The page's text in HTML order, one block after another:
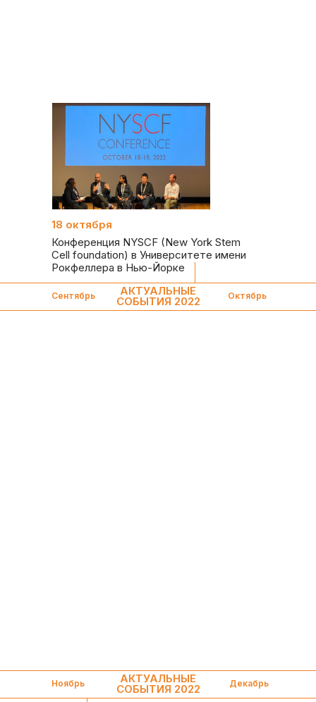
АКТУАЛЬНЫЕ
СОБЫТИЯ 2022
Сентябрь Октябрь
18 октября
Конференция NYSCF (New York Stem
Cell foundation) в Университете имени
Рокфеллера в Нью-Йорке
АКТУАЛЬНЫЕ
СОБЫТИЯ 2022
Ноябрь Декабрь